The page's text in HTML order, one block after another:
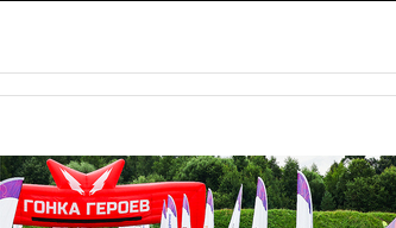
нуждаются в дальнобойных
00:01Трамп заявил о
необходимости пополнения
арсенала США